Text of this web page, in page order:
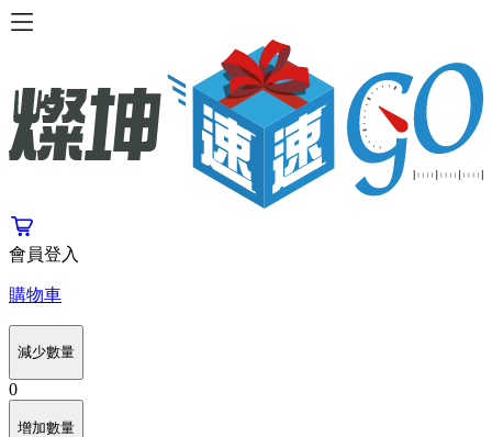
會員登入
購物車
減少數量
0
增加數量